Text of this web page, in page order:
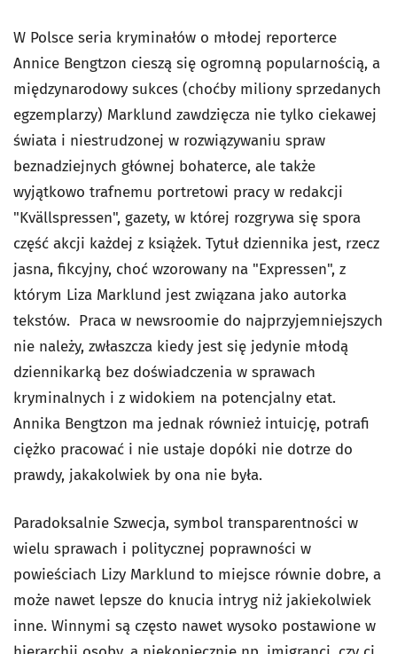
W Polsce seria kryminałów o młodej reporterce
Annice Bengtzon cieszą się ogromną popularnością, a
międzynarodowy sukces (choćby miliony sprzedanych
egzemplarzy) Marklund zawdzięcza nie tylko ciekawej
świata i niestrudzonej w rozwiązywaniu spraw
beznadziejnych głównej bohaterce, ale także
wyjątkowo trafnemu portretowi pracy w redakcji
"Kvällspressen", gazety, w której rozgrywa się spora
część akcji każdej z książek. Tytuł dziennika jest, rzecz
jasna, fikcyjny, choć wzorowany na "Expressen", z
którym Liza Marklund jest związana jako autorka
tekstów. Praca w newsroomie do najprzyjemniejszych
nie należy, zwłaszcza kiedy jest się jedynie młodą
dziennikarką bez doświadczenia w sprawach
kryminalnych i z widokiem na potencjalny etat.
Annika Bengtzon ma jednak również intuicję, potrafi
ciężko pracować i nie ustaje dopóki nie dotrze do
prawdy, jakakolwiek by ona nie była.
Paradoksalnie Szwecja, symbol transparentności w
wielu sprawach i politycznej poprawności w
powieściach Lizy Marklund to miejsce równie dobre, a
może nawet lepsze do knucia intryg niż jakiekolwiek
inne. Winnymi są często nawet wysoko postawione w